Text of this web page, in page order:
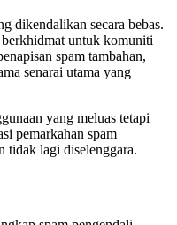
dikendalikan secara bebas.
untuk komuniti
spam tambahan,
senarai utama yang
yang meluas tetapi
pemarkahan spam
lagi diselenggara.